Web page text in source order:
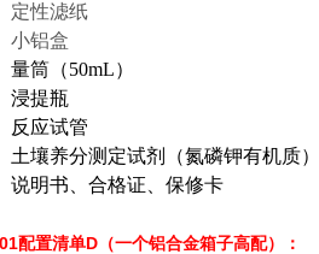
定性滤纸
小铝盒
量筒（50mL）
浸提瓶
反应试管
土壤养分测定试剂（氮磷钾有机质）
说明书、合格证、保修卡
配置清单D（一个铝合金箱子高配）：